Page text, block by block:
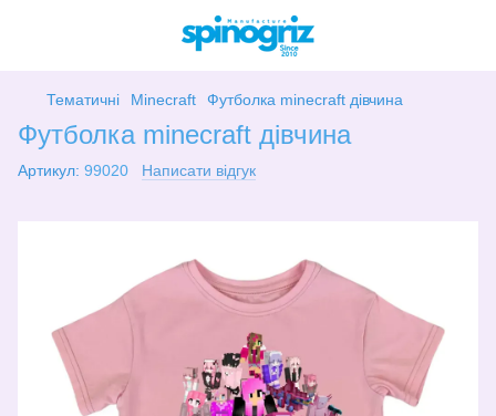
Тематичні Minecraft Футболка minecraft дівчина
Футболка minecraft дівчина
Артикул: 99020 Написати відгук